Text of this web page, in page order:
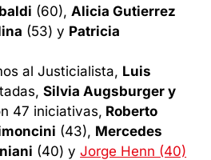
(60), Alicia Gutierrez
(53) y Patricia
al Justicialista, Luis
Silvia Augsburger y
47 iniciativas, Roberto
(43), Mercedes
(40) yJorge Henn (40)